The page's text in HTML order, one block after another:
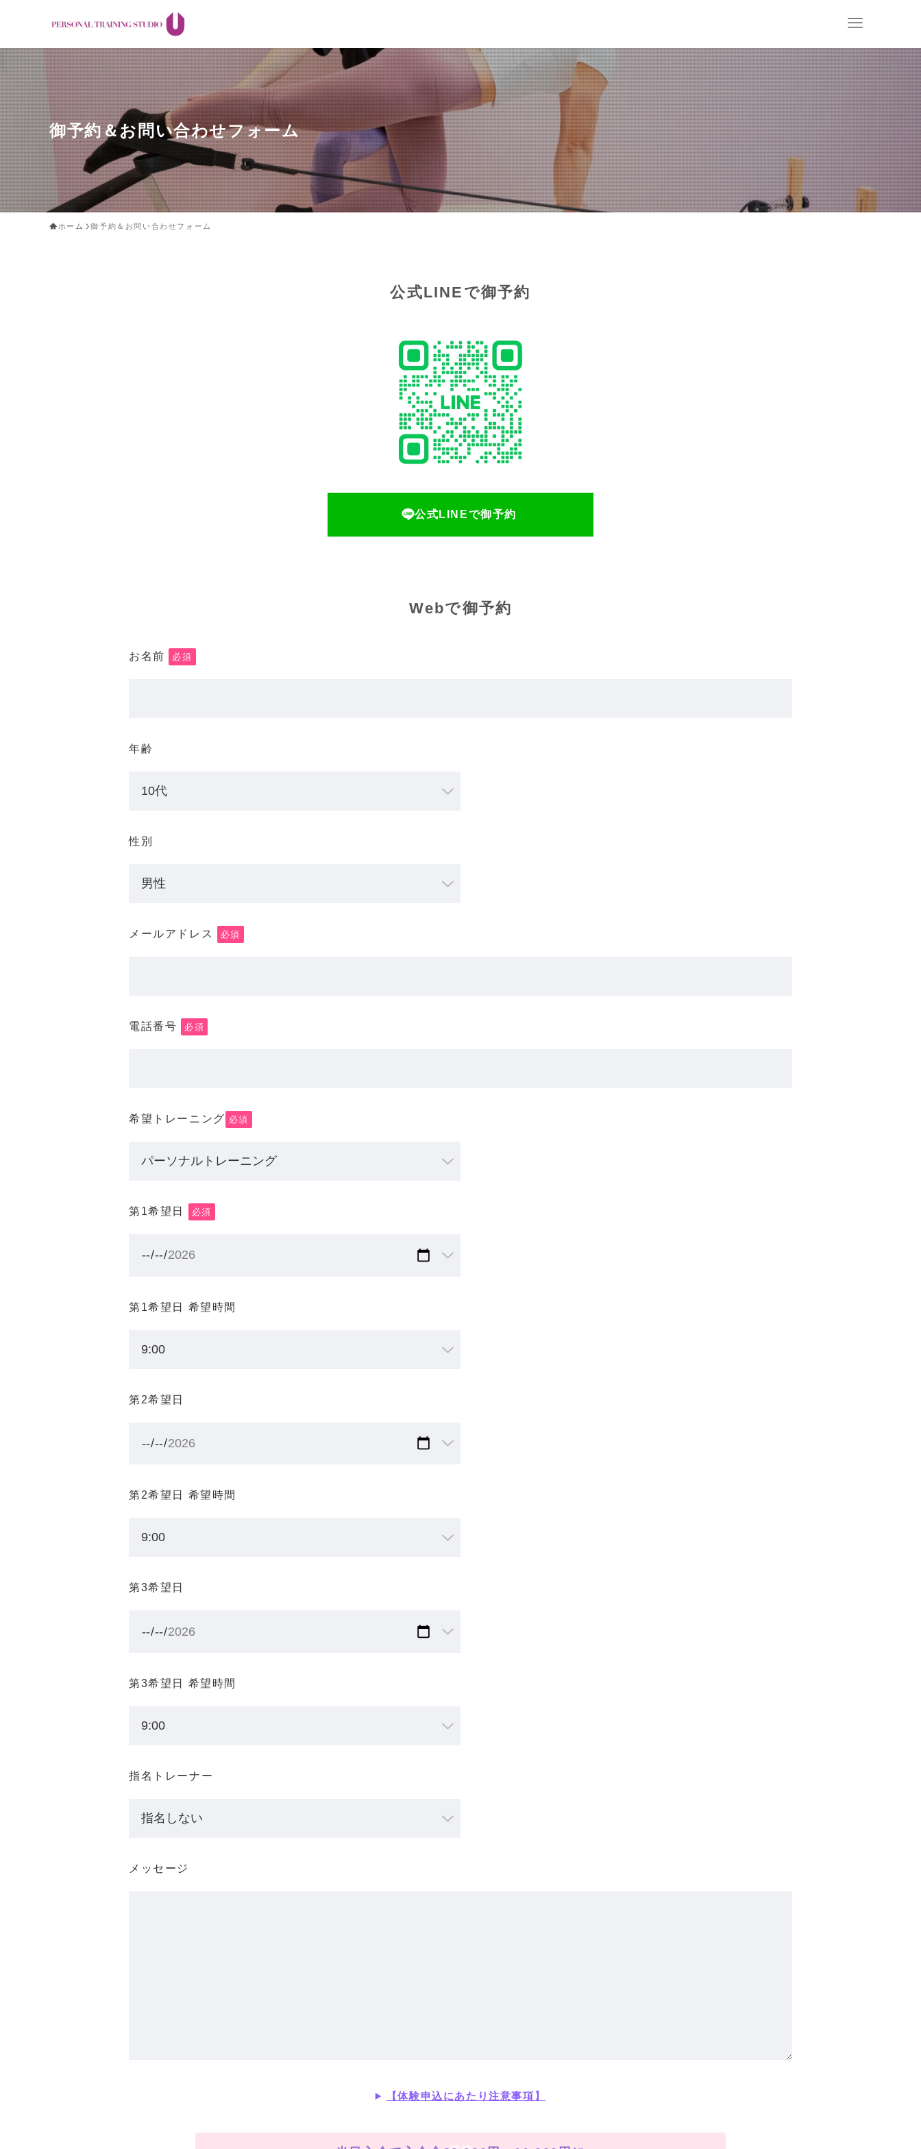
御予約＆お問い合わせフォーム
ホーム 御予約＆お問い合わせフォーム
公式LINEで御予約
公式LINEで御予約
Webで御予約
お名前 必須
年齢
性別
メールアドレス 必須
電話番号 必須
希望トレーニング 必須
第1希望日 必須
第1希望日 希望時間
第2希望日
第2希望日 希望時間
第3希望日
第3希望日 希望時間
指名トレーナー
メッセージ
【体験申込にあたり注意事項】